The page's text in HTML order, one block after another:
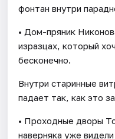
фонтан внутри
• Дом-пряник
изразцах, который
бесконечно.
Внутри старинные
падает так, как это
• Проходные дворы
наверняка уже видели